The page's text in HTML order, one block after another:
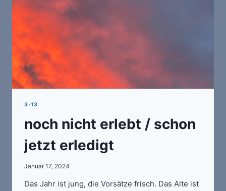
3-13
noch nicht erlebt / schon
jetzt erledigt
Januar 17, 2024
Das Jahr ist jung, die Vorsätze frisch. Das Alte ist